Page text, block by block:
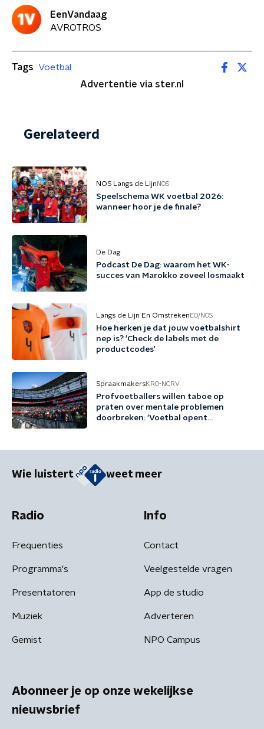
EenVandaag
AVROTROS
Tags Voetbal
Advertentie via ster.nl
Gerelateerd
NOS Langs de Lijn NOS
Speelschema WK voetbal 2026:
wanneer hoor je de finale?
De Dag
Podcast De Dag: waarom het WK-
succes van Marokko zoveel losmaakt
Langs de Lijn En Omstreken EO/NOS
Hoe herken je dat jouw voetbalshirt
nep is? 'Check de labels met de
productcodes'
SpraakmakersKRO-NCRV
Profvoetballers willen taboe op
praten over mentale problemen
doorbreken: 'Voetbal opent
Wie luistert weet meer
Radio
Frequenties
Programma's
Presentatoren
Muziek
Gemist
Info
Contact
Veelgestelde vragen
App de studio
Adverteren
NPO Campus
Abonneer je op onze wekelijkse
nieuwsbrief